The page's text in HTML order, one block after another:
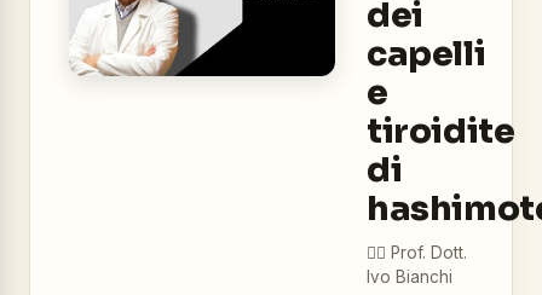
dei
capelli
e
tiroidite
di
👨‍⚕️ Prof. Dott.
Ivo Bianchi